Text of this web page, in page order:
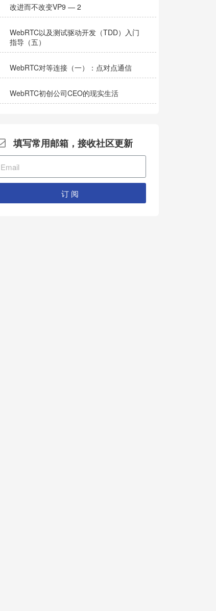
改进而不改变VP9 — 2
WebRTC以及测试驱动开发（TDD）入门
指导（五）
WebRTC对等连接（一）：点对点通信
WebRTC初创公司CEO的现实生活
填写常用邮箱，接收社区更新
订 阅